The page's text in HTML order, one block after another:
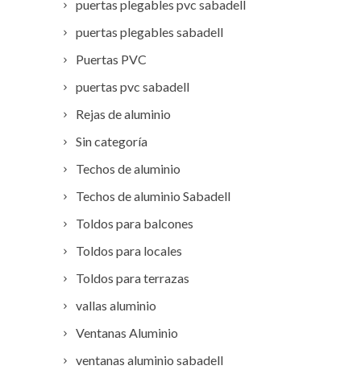
puertas plegables pvc sabadell
puertas plegables sabadell
Puertas PVC
puertas pvc sabadell
Rejas de aluminio
Sin categoría
Techos de aluminio
Techos de aluminio Sabadell
Toldos para balcones
Toldos para locales
Toldos para terrazas
vallas aluminio
Ventanas Aluminio
ventanas aluminio sabadell